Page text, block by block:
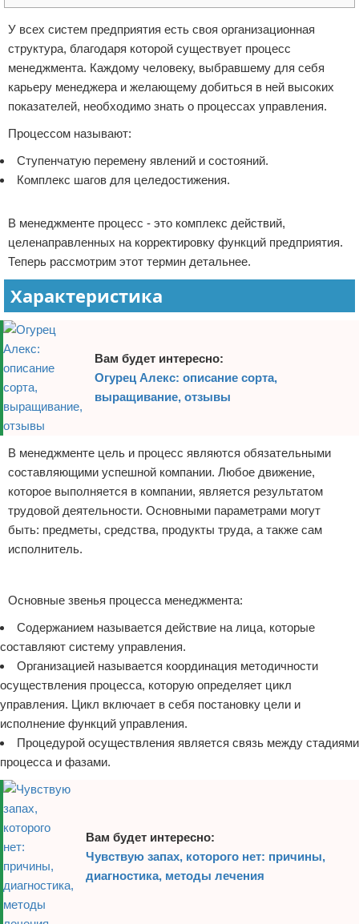
Отказ от ответственности
У всех систем предприятия есть своя организационная
структура, благодаря которой существует процесс
менеджмента. Каждому человеку, выбравшему для себя
карьеру менеджера и желающему добиться в ней высоких
показателей, необходимо знать о процессах управления.
Процессом называют:
Ступенчатую перемену явлений и состояний.
Комплекс шагов для целедостижения.
В менеджменте процесс - это комплекс действий,
целенаправленных на корректировку функций предприятия.
Теперь рассмотрим этот термин детальнее.
Характеристика
Вам будет интересно:
Огурец Алекс: описание сорта,
выращивание, отзывы
В менеджменте цель и процесс являются обязательными
составляющими успешной компании. Любое движение,
которое выполняется в компании, является результатом
трудовой деятельности. Основными параметрами могут
быть: предметы, средства, продукты труда, а также сам
исполнитель.
Основные звенья процесса менеджмента:
Содержанием называется действие на лица, которые
составляют систему управления.
Организацией называется координация методичности
осуществления процесса, которую определяет цикл
управления. Цикл включает в себя постановку цели и
исполнение функций управления.
Процедурой осуществления является связь между стадиями
процесса и фазами.
Вам будет интересно:
Чувствую запах, которого нет: причины,
диагностика, методы лечения